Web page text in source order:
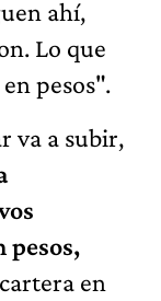
ahí,
Lo que
pesos".
va a subir,
pesos,
en